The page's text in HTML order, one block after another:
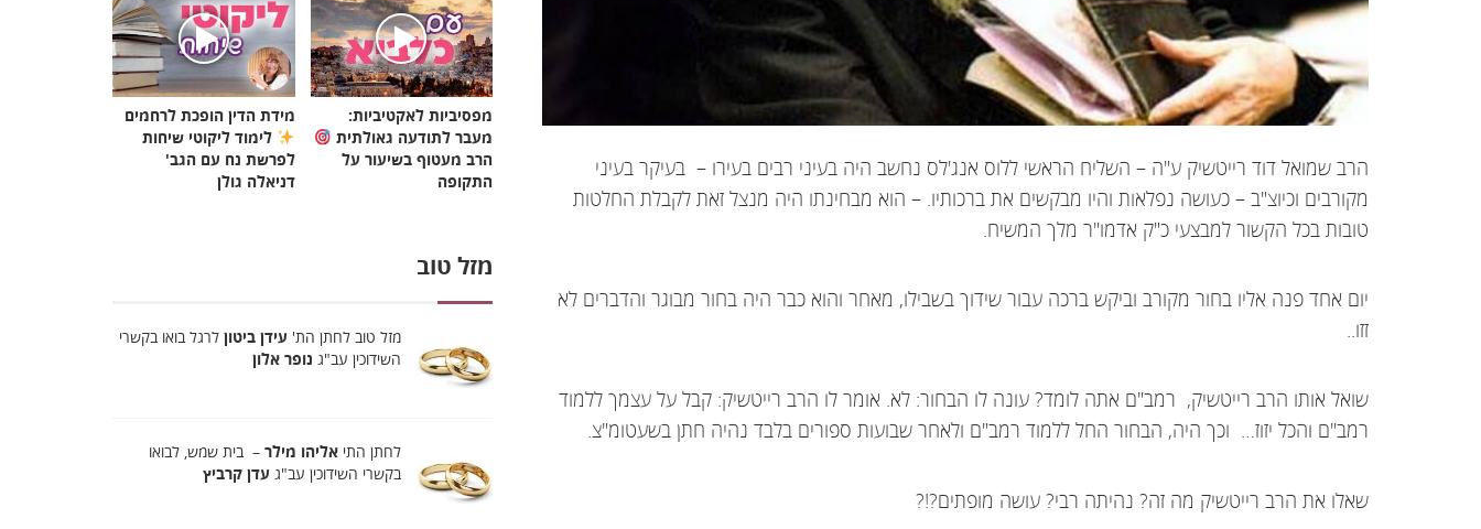
הרב שמואל דוד רייטשיק ע"ה – השליח הראשי ללוס אנג'לס נחשב היה בעיני רבים בעירו – בעיקר בעיני
מקורבים וכיוצ"ב – כעושה נפלאות והיו מבקשים את ברכותיו. – הוא מבחינתו היה מנצל זאת לקבלת החלטות
טובות בכל הקשור למבצעי כ"ק אדמו"ר מלך המשיח.
יום אחד פנה אליו בחור מקורב וביקש ברכה עבור שידוך בשבילו, מאחר והוא כבר היה בחור מבוגר והדברים לא
זזו..
שואל אותו הרב רייטשיק, רמב"ם אתה לומד? עונה לו הבחור: לא. אומר לו הרב רייטשיק: קבל על עצמך ללמוד
רמב"ם והכל יזוז… וכך היה, הבחור החל ללמוד רמב"ם ולאחר שבועות ספורים בלבד נהיה חתן בשעטומ"צ.
שאלו את הרב רייטשיק מה זה? נהיתה רבי? עושה מופתים?!?
מפסיביות לאקטיביות:
מעבר לתודעה גאולתית
הרב מעטוף בשיעור על
התקופה
מידת הדין הופכת לרחמים
לימוד ליקוטי שיחות
לפרשת נח עם הגב'
דניאלה גולן
מזל טוב
מזל טוב לחתן הת' עידן ביטוןלרגל בואו בקשרי
השידוכין עב"ג נופר אלון
לחתן התי אליהו מילר– בית שמש, לבואו
בקשרי השידוכין עב"ג עדן קרביץ